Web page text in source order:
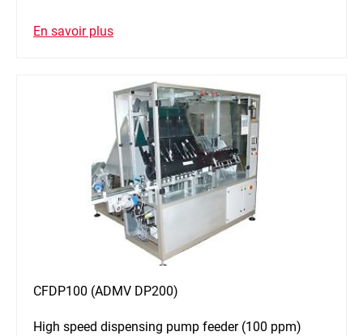
En savoir plus
CFDP100 (ADMV DP200)
High speed dispensing pump feeder (100 ppm)